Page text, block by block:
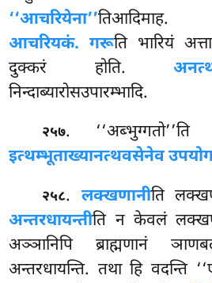
‘‘आचरियेना’’तिआदिमाह.
आचरियकं. गरूति भारियं
दुक्करं होति.
निन्दाब्यारोसउपारम्भादि.
२५७.
इत्थम्भूताख्यानत्थवसेनेव
२५८. लक्खणानीति
अन्तरधायन्तीति न केवलं
अञ्ञानिपि ब्राह्मणानं
अन्तरधायन्ति. तथा हि वदन्ति